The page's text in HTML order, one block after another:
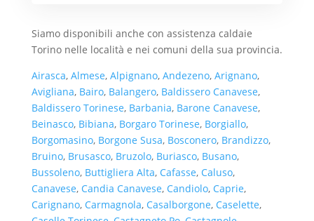
Siamo disponibili anche con assistenza caldaie
Torino nelle località e nei comuni della sua provincia.
Airasca, Almese, Alpignano, Andezeno, Arignano,
Avigliana, Bairo, Balangero, Baldissero Canavese,
Baldissero Torinese, Barbania, Barone Canavese,
Beinasco, Bibiana, Borgaro Torinese, Borgiallo,
Borgomasino, Borgone Susa, Bosconero, Brandizzo,
Bruino, Brusasco, Bruzolo, Buriasco, Busano,
Bussoleno, Buttigliera Alta, Cafasse, Caluso,
Canavese, Candia Canavese, Candiolo, Caprie,
Carignano, Carmagnola, Casalborgone, Caselette,